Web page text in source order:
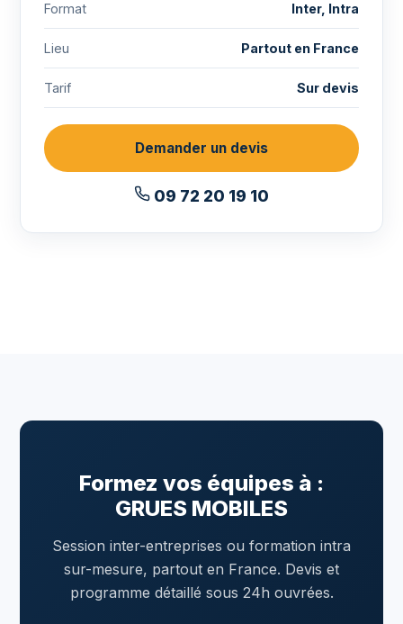
Format Inter, Intra
Lieu Partout en France
Tarif Sur devis
Demander un devis
09 72 20 19 10
Formez vos équipes à :
GRUES MOBILES
Session inter-entreprises ou formation intra
sur-mesure, partout en France. Devis et
programme détaillé sous 24h ouvrées.